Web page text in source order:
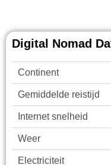
Digital Nomad
Continent
Gemiddelde reistijd
Internet snelheid
Weer
Electriciteit